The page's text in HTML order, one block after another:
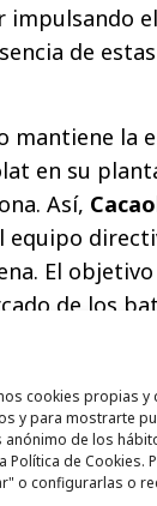
cookies propias y
y para mostrarte
anónimo de los
Política de Cookies.
o configurarlas o
de
mantiene la
en su
Así,
equipo
El
de los
82 M de
al 2022, y
puesto en
con